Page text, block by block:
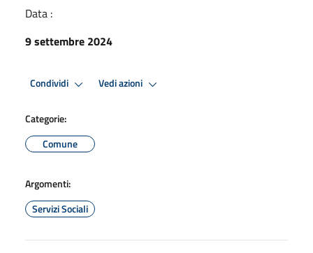
Data :
9 settembre 2024
Condividi Vedi azioni
Categorie:
Comune
Argomenti:
Servizi Sociali